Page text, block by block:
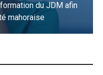
du JDM afin
mahoraise